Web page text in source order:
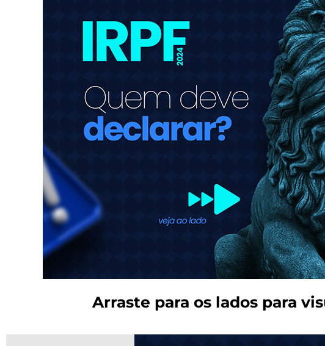
Arraste para os lados para